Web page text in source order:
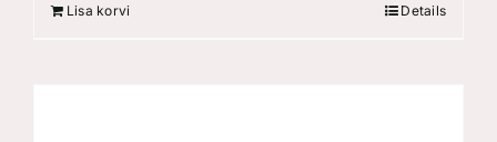
Lisa korvi Details